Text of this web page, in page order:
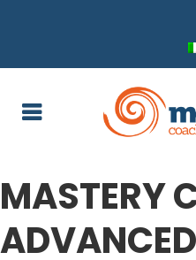
MASTERY
ADVANCED